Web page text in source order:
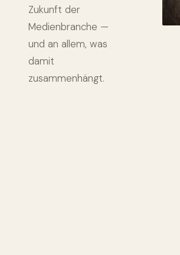
Zukunft der
Medienbranche —
und an allem, was
damit
zusammenhängt.